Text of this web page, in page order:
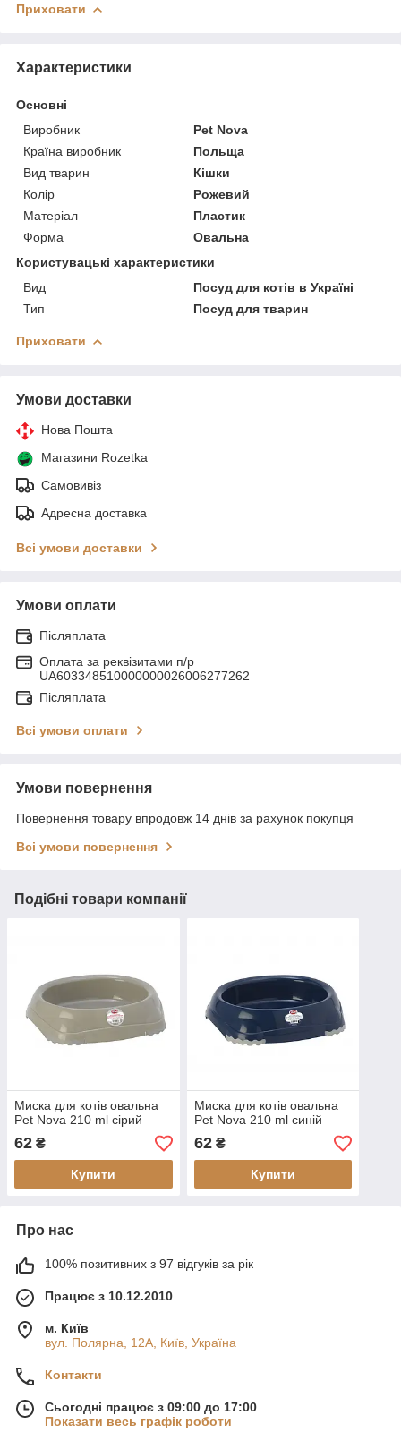
Приховати
Характеристики
Основні
Виробник
Pet Nova
Країна виробник
Польща
Вид тварин
Кішки
Колір
Рожевий
Матеріал
Пластик
Форма
Овальна
Користувацькі характеристики
Вид
Посуд для котів в Україні
Тип
Посуд для тварин
Приховати
Умови доставки
Нова Пошта
Магазини Rozetka
Самовивіз
Адресна доставка
Всі умови доставки
Умови оплати
Післяплата
Оплата за реквізитами п/р
UA603348510000000026006277262
Післяплата
Всі умови оплати
Умови повернення
Повернення товару впродовж 14 днів за рахунок покупця
Всі умови повернення
Подібні товари компанії
Миска для котів овальна
Pet Nova 210 ml сірий
62 ₴
Купити
Миска для котів овальна
Pet Nova 210 ml синій
62₴
Купити
Про нас
100% позитивних з 97 відгуків за рік
Працює з 10.12.2010
м. Київ
вул. Полярна, 12А, Київ, Україна
Контакти
Сьогодні працює з 09:00 до 17:00
Показати весь графік роботи